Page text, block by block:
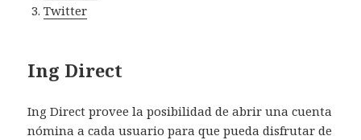
Twitter
Ing Direct
Ing Direct provee la posibilidad de abrir una cuenta
nómina a cada usuario para que pueda disfrutar de